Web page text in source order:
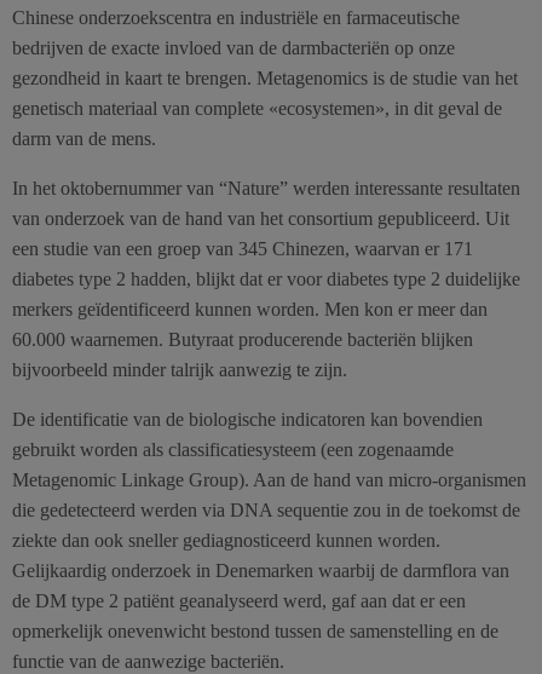
Chinese onderzoekscentra en industriële en farmaceutische
bedrijven de exacte invloed van de darmbacteriën op onze
gezondheid in kaart te brengen. Metagenomics is de studie van het
genetisch materiaal van complete «ecosystemen», in dit geval de
darm van de mens.
In het oktobernummer van “Nature” werden interessante resultaten
van onderzoek van de hand van het consortium gepubliceerd. Uit
een studie van een groep van 345 Chinezen, waarvan er 171
diabetes type 2 hadden, blijkt dat er voor diabetes type 2 duidelijke
merkers geïdentificeerd kunnen worden. Men kon er meer dan
60.000 waarnemen. Butyraat producerende bacteriën blijken
bijvoorbeeld minder talrijk aanwezig te zijn.
De identificatie van de biologische indicatoren kan bovendien
gebruikt worden als classificatiesysteem (een zogenaamde
Metagenomic Linkage Group). Aan de hand van micro-organismen
die gedetecteerd werden via DNA sequentie zou in de toekomst de
ziekte dan ook sneller gediagnosticeerd kunnen worden.
Gelijkaardig onderzoek in Denemarken waarbij de darmflora van
de DM type 2 patiënt geanalyseerd werd, gaf aan dat er een
opmerkelijk onevenwicht bestond tussen de samenstelling en de
functie van de aanwezige bacteriën.